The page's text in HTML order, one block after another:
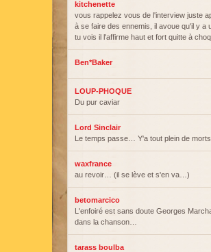
kitchenette
vous rappelez vous de l'interview juste
à se faire des ennemis, il avoue qu'il y
tu vois il l'affirme haut et fort quitte à
Ben*Baker
LOUP-PHOQUE
Du pur caviar
Lord Sinclair
Le temps passe… Y'a tout plein de
waxfrance
au revoir… (il se lève et s'en va…)
betomarcico
L'enfoiré est sans doute Georges
dans la chanson…
tarass boulba